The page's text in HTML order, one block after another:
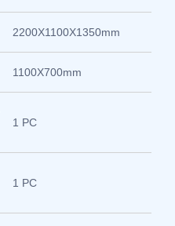
2200X1100X1350mm
1100X700mm
1 PC
1 PC